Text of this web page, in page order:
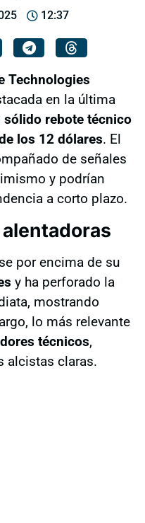
12:37
Technologies
en la última
sólido rebote técnico
los 12 dólares. El
de señales
y podrían
a corto plazo.
por encima de su
y ha perforado la
mostrando
lo más relevante
técnicos,
alcistas claras.